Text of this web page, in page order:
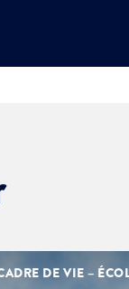
DE VIE –